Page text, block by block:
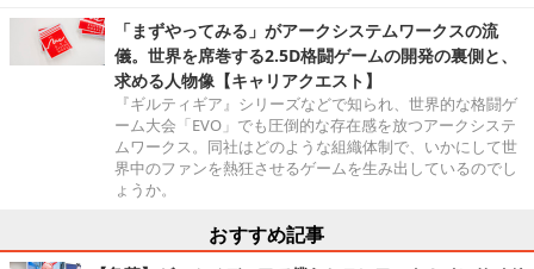
「まずやってみる」がアークシステムワークスの流
儀。世界を席巻する2.5D格闘ゲームの開発の裏側と、
求める人物像【キャリアクエスト】
『ギルティギア』シリーズなどで知られ、世界的な格闘ゲ
ーム大会「EVO」でも圧倒的な存在感を放つアークシステ
ムワークス。同社はどのような組織体制で、いかにして世
界中のファンを熱狂させるゲームを生み出しているのでし
ょうか。
おすすめ記事